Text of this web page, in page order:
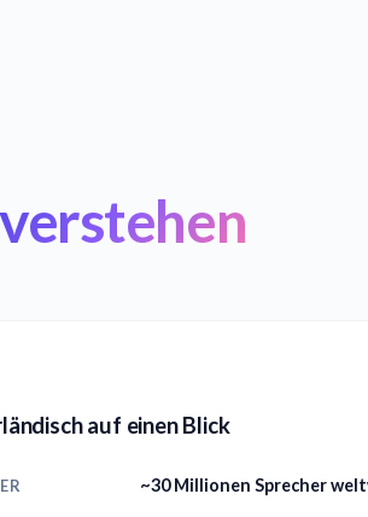
verstehen
auf einen Blick
~30 Millionen Sprecher